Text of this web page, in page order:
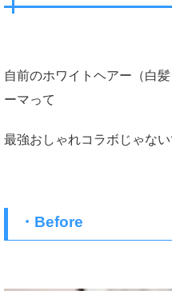
自前のホワイトヘアー（白
ーマって
最強おしゃれコラボじゃな
・Before